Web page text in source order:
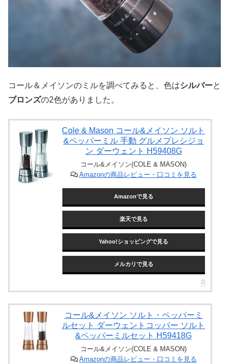
コール＆メイソンのミルを調べてみると、色はシルバーと
ブロンズの2色がありました。
Cole & Mason コール&メイソン ソルト
&ペッパーミル 手動 グルメプレシジョ
ン ダーウェント H59408G
コール&メイソン(COLE & MASON)
Amazonの商品レビュー・口コミを見る
Amazonで見る
楽天で見る
Yahoo!ショッピングで見る
メルカリで見る
コール&メイソン ソルト・ペッパーミ
ルセット ダーウェントコッパー ソルト
&ペッパーミルセット H59418G
コール&メイソン(COLE & MASON)
Amazonの商品レビュー・口コミを見る